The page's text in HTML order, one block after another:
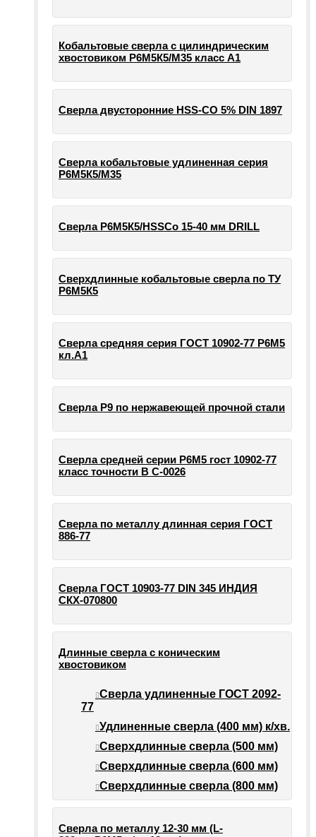
Кобальтовые сверла с цилиндрическим
хвостовиком Р6М5К5/М35 класс А1
Сверла двусторонние HSS-CO 5% DIN 1897
Сверла кобальтовые удлиненная серия
Р6М5К5/М35
Сверла Р6М5К5/HSSCo 15-40 мм DRILL
Сверхдлинные кобальтовые сверла по ТУ
Р6М5К5
Сверла средняя серия ГОСТ 10902-77 Р6М5
кл.А1
Сверла Р9 по нержавеющей прочной стали
Сверла средней серии Р6М5 гост 10902-77
класс точности В С-0026
Сверла по металлу длинная серия ГОСТ
886-77
Сверла ГОСТ 10903-77 DIN 345 ИНДИЯ
СКХ-070800
Длинные сверла с коническим
хвостовиком
Сверла удлиненные ГОСТ 2092-
77
Удлиненные сверла (400 мм) к/хв.
Сверхдлинные сверла (500 мм)
Сверхдлинные сверла (600 мм)
Сверхдлинные сверла (800 мм)
Сверла по металлу 12-30 мм (L-